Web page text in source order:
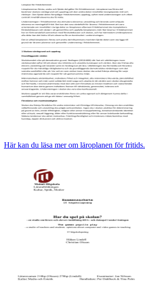
Här kan du läsa mer om läroplanen för fritids.